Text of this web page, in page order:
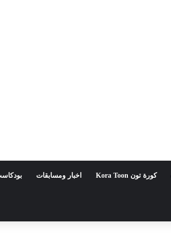
كورة تون Kora Toon اخبار ومسابقات